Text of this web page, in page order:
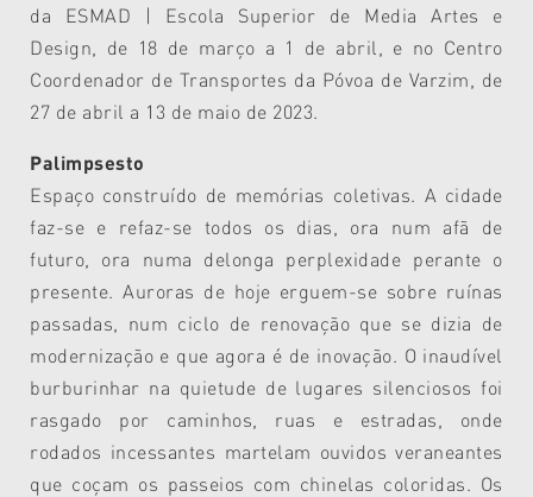
da ESMAD | Escola Superior de Media Artes e
Design, de 18 de março a 1 de abril, e no Centro
Coordenador de Transportes da Póvoa de Varzim, de
27 de abril a 13 de maio de 2023.
Palimpsesto
Espaço construído de memórias coletivas. A cidade
faz-se e refaz-se todos os dias, ora num afã de
futuro, ora numa delonga perplexidade perante o
presente. Auroras de hoje erguem-se sobre ruínas
passadas, num ciclo de renovação que se dizia de
modernização e que agora é de inovação. O inaudível
burburinhar na quietude de lugares silenciosos foi
rasgado por caminhos, ruas e estradas, onde
rodados incessantes martelam ouvidos veraneantes
que coçam os passeios com chinelas coloridas. Os